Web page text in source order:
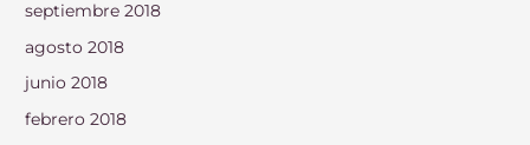
septiembre 2018
agosto 2018
junio 2018
febrero 2018